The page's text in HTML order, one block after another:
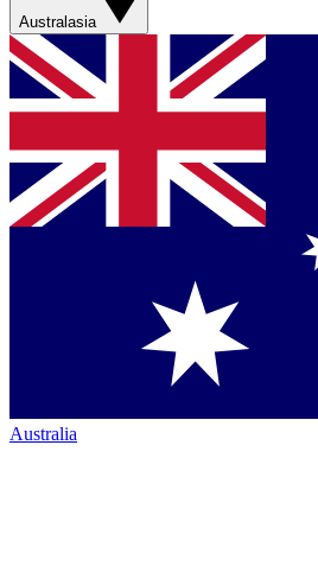
Australasia
Australia